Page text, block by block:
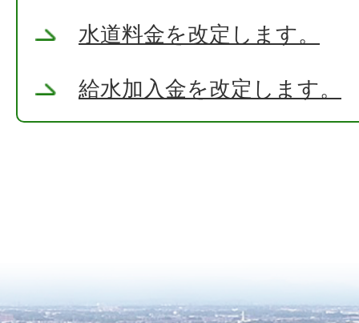
水道料金を改定します。
給水加入金を改定します。